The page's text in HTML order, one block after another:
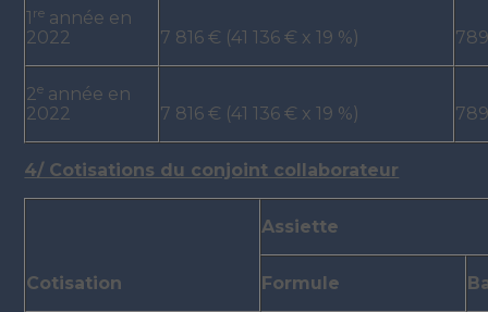
1 re année en
2022
7 816 € (41 136 € x 19 %)
2e année en
2022
7 816 € (41 136 € x 19 %)
4/ Cotisations du conjoint collaborateur
Cotisation
Assiette
Formule